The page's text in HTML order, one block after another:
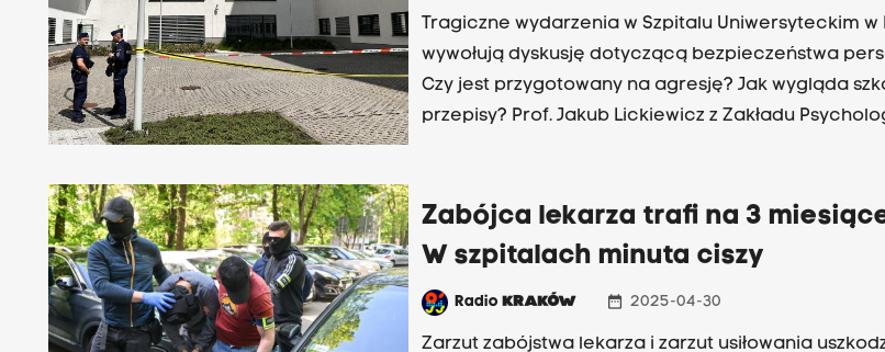
Tragiczne wydarzenia w Szpitalu Uniwersyteckim
wywołują dyskusję dotyczącą bezpieczeństwa
Czy jest przygotowany na agresję? Jak wygląda
przepisy? Prof. Jakub Lickiewicz z Zakładu
Zabójca lekarza trafi na 3
W szpitalach minuta ciszy
RadioKRAKÓW date_range 2025-04-30
Zarzut zabójstwa lekarza i zarzut usiłowania